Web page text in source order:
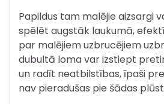
Papildus tam malējie aizsargi
spēlēt augstāk laukumā,
par malējiem uzbrucējiem
dubultā loma var izstiept
un radīt neatbilstības, īpaši
nav pieradušas pie šādas